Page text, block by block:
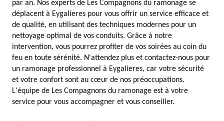
par an. Nos experts de Les Compagnons du ramonage se
déplacent à Eygalieres pour vous offrir un service efficace et
de qualité, en utilisant des techniques modernes pour un
nettoyage optimal de vos conduits. Grâce à notre
intervention, vous pourrez profiter de vos soirées au coin du
feu en toute sérénité. N'attendez plus et contactez-nous pour
un ramonage professionnel à Eygalieres, car votre sécurité
et votre confort sont au cœur de nos préoccupations.
L'équipe de Les Compagnons du ramonage est à votre
service pour vous accompagner et vous conseiller.